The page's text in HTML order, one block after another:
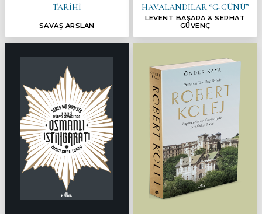
TARİHİ
SAVAŞ ARSLAN
HAVALANDILAR “G-GÜNÜ”
LEVENT BAŞARA & SERHAT
GÜVENÇ